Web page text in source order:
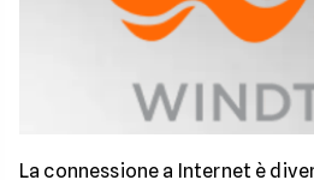
La connessione a Internet è